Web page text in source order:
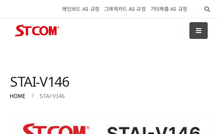
메인보드 AS 규정 그래픽카드 AS 규정 기타제품 AS 규정
STAI-V146
HOME STAI-V146